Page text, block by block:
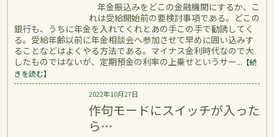
年金振込みをどこの金融機関にするか、こ
れは受給開始前の要検討事項である。どこの
銀行も、うちに年金を入れてくれとあの手この手で勧誘してく
る。受給年齢以前に年金相談会へ参加させて早めに囲い込みす
ることなどはよくやる方法である。マイナス金利時代なので大
したものではないが、定期預金の利率の上乗せというサー... 【続
きを読む】
2022年10月27日
作句モードにスイッチが入った
ら…